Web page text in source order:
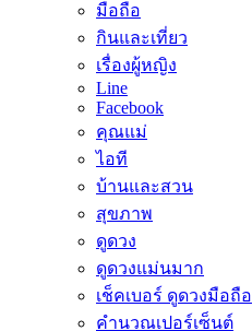
มือถือ
กินและเที่ยว
เรื่องผู้หญิง
Line
Facebook
คุณแม่
ไอที
บ้านและสวน
สุขภาพ
ดูดวง
ดูดวงแม่นมาก
เช็คเบอร์ ดูดวงมือถือ
คำนวณเปอร์เซ็นต์